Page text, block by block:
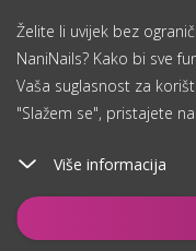
Želite li uvijek bez
NaniNails? Kako bi sve
Vaša suglasnost za
"Slažem se", pristajete
Više informacija